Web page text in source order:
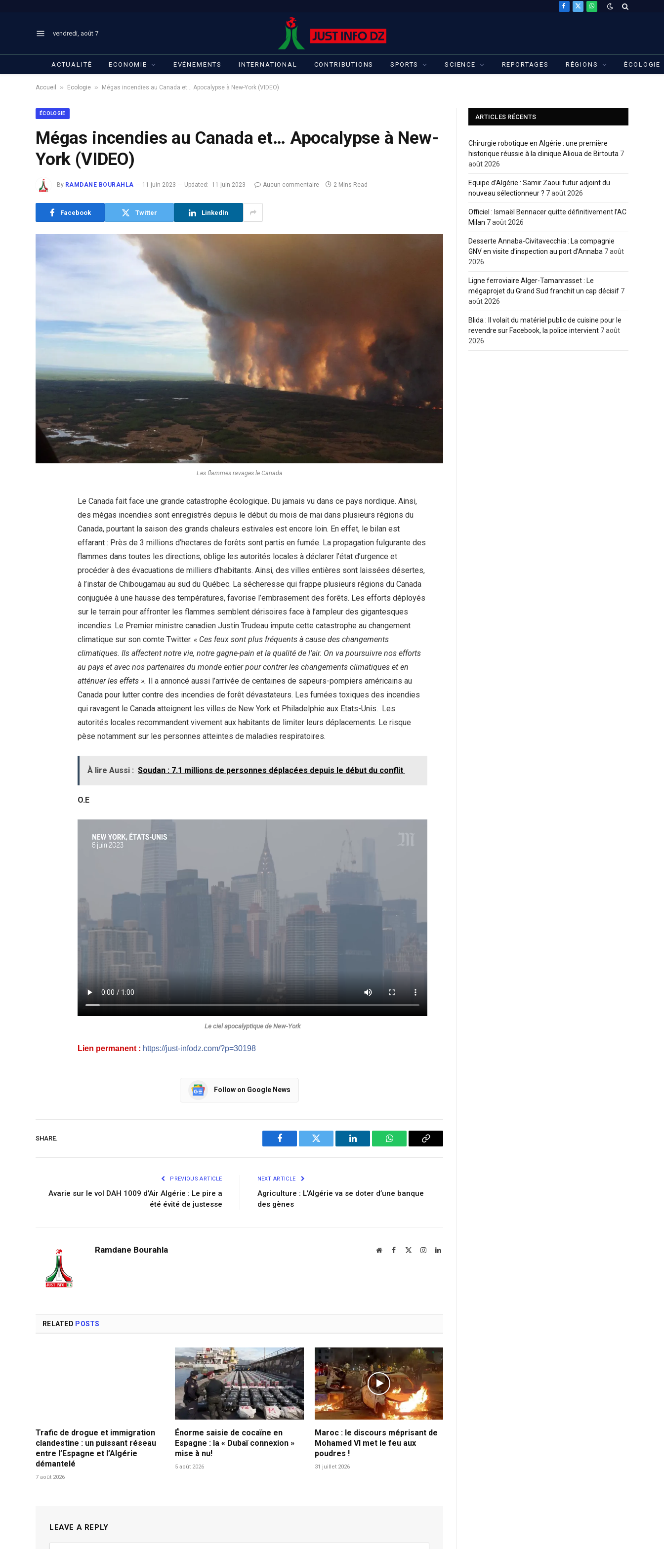
Facebook
X
WhatsApp
vendredi, août 7
ACTUALITÉ ECONOMIE EVÉNEMENTS INTERNATIONAL CONTRIBUTIONS SPORTS SCIENCE REPORTAGES RÉGIONS ÉCOLOGIE
Accueil » Écologie » Mégas incendies au Canada et… Apocalypse à New-York (VIDEO)
ÉCOLOGIE
Mégas incendies au Canada et… Apocalypse à New-
York (VIDEO)
By RAMDANE BOURAHLA 11 juin 2023 Updated: 11 juin 2023 Aucun commentaire 2 Mins Read
Facebook Twitter LinkedIn
Les flammes ravages le Canada
Le Canada fait face une grande catastrophe écologique. Du jamais vu dans ce pays nordique. Ainsi,
des mégas incendies sont enregistrés depuis le début du mois de mai dans plusieurs régions du
Canada, pourtant la saison des grands chaleurs estivales est encore loin. En effet, le bilan est
effarant : Près de 3 millions d’hectares de forêts sont partis en fumée. La propagation fulgurante des
flammes dans toutes les directions, oblige les autorités locales à déclarer l’état d’urgence et
procéder à des évacuations de milliers d’habitants. Ainsi, des villes entières sont laissées désertes,
à l’instar de Chibougamau au sud du Québec. La sécheresse qui frappe plusieurs régions du Canada
conjuguée à une hausse des températures, favorise l’embrasement des forêts. Les efforts déployés
sur le terrain pour affronter les flammes semblent dérisoires face à l’ampleur des gigantesques
incendies. Le Premier ministre canadien Justin Trudeau impute cette catastrophe au changement
climatique sur son comte Twitter. « Ces feux sont plus fréquents à cause des changements
climatiques. Ils affectent notre vie, notre gagne-pain et la qualité de l’air. On va poursuivre nos efforts
au pays et avec nos partenaires du monde entier pour contrer les changements climatiques et en
atténuer les effets ».
Il a annoncé aussi l’arrivée de centaines de sapeurs-pompiers américains au
Canada pour lutter contre des incendies de forêt dévastateurs. Les fumées toxiques des incendies
qui ravagent le Canada atteignent les villes de New York et Philadelphie aux Etats-Unis. Les
autorités locales recommandent vivement aux habitants de limiter leurs déplacements. Le risque
pèse notamment sur les personnes atteintes de maladies respiratoires.
À lire Aussi : Soudan : 7.1 millions de personnes déplacées depuis le début du conflit
O.E
Le ciel apocalyptique de New-York
Lien permanent : https://just-infodz.com/?p=30198
Follow on Google News
SHARE.
Facebook Twitter LinkedIn WhatsAppCopy
PREVIOUS ARTICLE
Avarie sur le vol DAH 1009 d’Air Algérie : Le pire a
été évité de justesse
NEXT ARTICLE
Agriculture : L’Algérie va se doter d’une banque
des gènes
Ramdane Bourahla WebsiteFacebook InstagramLinkedIn
RELATED POSTS
Trafic de drogue et immigration
clandestine : un puissant réseau
entre l’Espagne et l’Algérie
démantelé
7 août 2026
Énorme saisie de cocaïne en
Espagne : la « Dubaï connexion »
mise à nu!
5 août 2026
Maroc : le discours méprisant de
Mohamed VI met le feu aux
poudres !
31 juillet 2026
LEAVE A REPLY
ARTICLES RÉCENTS
Chirurgie robotique en Algérie : une première
historique réussie à la clinique Alioua de Birtouta 7
août 2026
Equipe d’Algérie : Samir Zaoui futur adjoint du
nouveau sélectionneur ? 7 août 2026
Officiel : Ismaël Bennacer quitte définitivement l’AC
Milan 7 août 2026
Desserte Annaba-Civitavecchia : La compagnie
GNV en visite d’inspection au port d’Annaba 7 août
2026
Ligne ferroviaire Alger-Tamanrasset : Le
mégaprojet du Grand Sud franchit un cap décisif 7
août 2026
Blida : Il volait du matériel public de cuisine pour le
revendre sur Facebook, la police intervient 7 août
2026